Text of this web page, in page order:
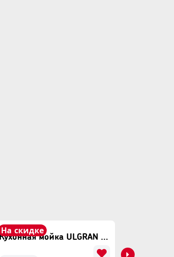
На скидке
Кухонная мойка ULGRAN U-608 Темно Серый